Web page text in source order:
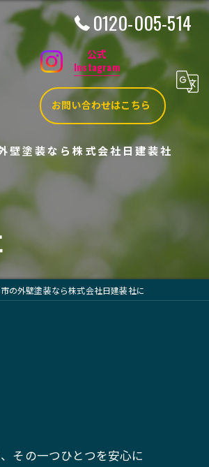
0120-005-514
公式
Instagram
お問い合わせはこちら
壁塗装なら株式会社日建装社
の外壁塗装なら株式会社日建装社に
その一つひとつを安心に